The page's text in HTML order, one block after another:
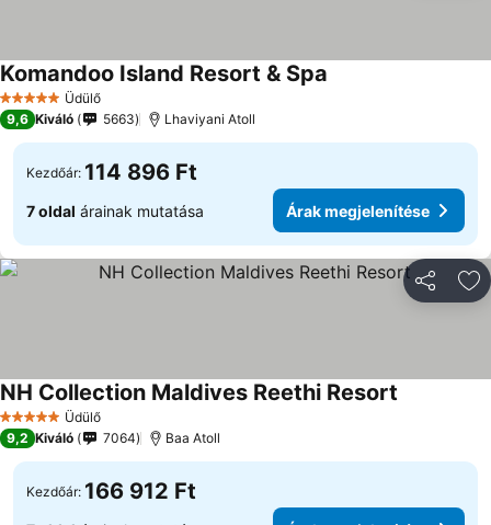
5 KategóriaÜdülő
Komandoo Island Resort & Spa
9,6 Kiváló 5663 Lhaviyani Atoll
Kezdőár: 114 896 Ft
7 oldal árainak mutatása Árak megjelenítése
5 KategóriaÜdülő
NH Collection Maldives Reethi Resort
9,2 Kiváló 7064 Baa Atoll
Kezdőár: 166 912 Ft